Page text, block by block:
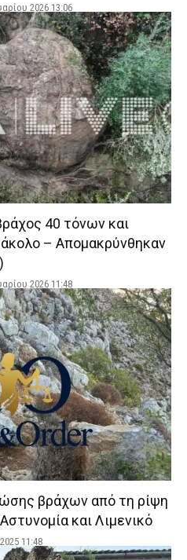
2026 13:06
40 τόνων και
– Απομακρύνθηκαν
2026 11:48
βράχων από τη ρίψη
και Λιμενικό
11:48